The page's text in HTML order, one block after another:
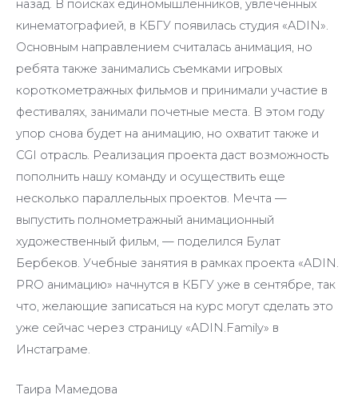
назад. В поисках единомышленников, увлеченных
кинематографией, в КБГУ появилась студия «ADIN».
Основным направлением считалась анимация, но
ребята также занимались съемками игровых
короткометражных фильмов и принимали участие в
фестивалях, занимали почетные места. В этом году
упор снова будет на анимацию, но охватит также и
CGI отрасль. Реализация проекта даст возможность
пополнить нашу команду и осуществить еще
несколько параллельных проектов. Мечта —
выпустить полнометражный анимационный
художественный фильм, — поделился Булат
Бербеков. Учебные занятия в рамках проекта «ADIN.
PRO анимацию» начнутся в КБГУ уже в сентябре, так
что, желающие записаться на курс могут сделать это
уже сейчас через страницу «ADIN.Family» в
Инстаграме.
Таира Мамедова